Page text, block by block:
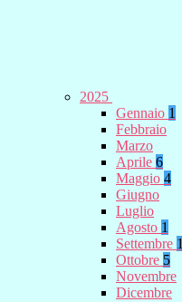
2025
Gennaio 1
Febbraio
Marzo
Aprile 6
Maggio 4
Giugno
Luglio
Agosto 1
Settembre 1
Ottobre 5
Novembre
Dicembre